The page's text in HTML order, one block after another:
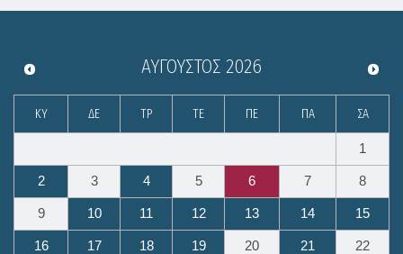
ΑΎΓΟΥΣΤΟΣ 2026
ΚΥ ΔΕ ΤΡ ΤΕ ΠΕ ΠΑ ΣΑ
1
2 3 4 5 6 7 8
9 10 11 12 13 14 15
16 17 18 19 20 21 22